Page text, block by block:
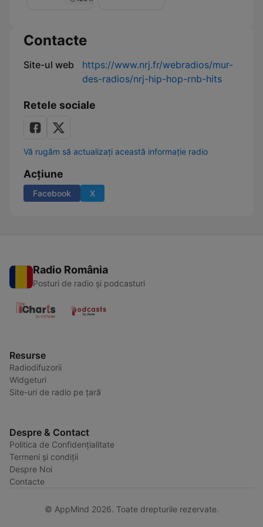
sur
NRJ
Contacte
Site-ul web
https://www.nrj.fr/webradios/mur-
des-radios/nrj-hip-hop-rnb-hits
Retele sociale
Vă rugăm să actualizați această informație radio
Acțiune
Facebook X
Radio România
Posturi de radio și podcasturi
Resurse
Radiodifuzorii
Widgeturi
Site-uri de radio pe țară
Despre & Contact
Politica de Confidențialitate
Termeni și condiții
Despre Noi
Contacte
© AppMind 2026. Toate drepturile rezervate.